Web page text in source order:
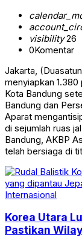
visibility26
0Komentar
Jakarta,
menyiapkan
Kota Bandung
Bandung dan
Aparat
di sejumlah ruas
Bandung, AKBP
telah bersiaga di
Internasional
Korea Utara
Pastikan